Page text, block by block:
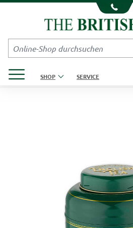
Kompletten Head der Seite überspringen
SHOP SERVICE